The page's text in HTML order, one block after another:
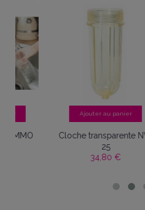
NW
Ajouter au panier
Lot de 5 tamis filtrants
131/25 1 microns
CINTROPUR